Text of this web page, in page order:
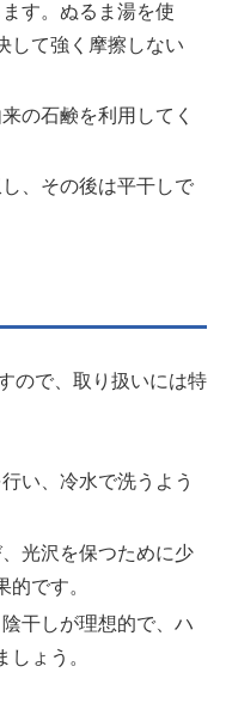
す。ぬるま湯を使
して強く摩擦しない
の石鹸を利用してく
、その後は平干しで
ので、取り扱いには特
い、冷水で洗うよう
光沢を保つために少
です。
干しが理想的で、ハ
しょう。